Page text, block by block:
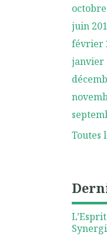
juin
février
janvier
Toutes